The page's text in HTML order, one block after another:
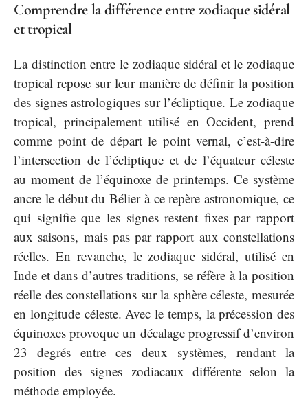
Comprendre la différence entre zodiaque sidéral
et tropical
La distinction entre le zodiaque sidéral et le zodiaque
tropical repose sur leur manière de définir la position
des signes astrologiques sur l’écliptique. Le zodiaque
tropical, principalement utilisé en Occident, prend
comme point de départ le point vernal, c’est-à-dire
l’intersection de l’écliptique et de l’équateur céleste
au moment de l’équinoxe de printemps. Ce système
ancre le début du Bélier à ce repère astronomique, ce
qui signifie que les signes restent fixes par rapport
aux saisons, mais pas par rapport aux constellations
réelles. En revanche, le zodiaque sidéral, utilisé en
Inde et dans d’autres traditions, se réfère à la position
réelle des constellations sur la sphère céleste, mesurée
en longitude céleste. Avec le temps, la précession des
équinoxes provoque un décalage progressif d’environ
23 degrés entre ces deux systèmes, rendant la
position des signes zodiacaux différente selon la
méthode employée.